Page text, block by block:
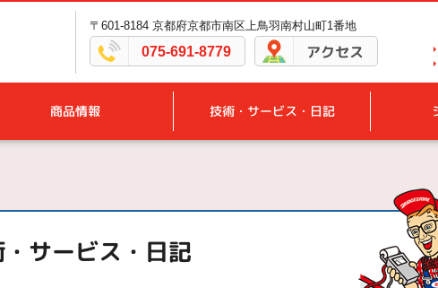
〒601-8184 京都府京都市南区上鳥羽南村山町1番地
075-691-8779 アクセス
商品情報 技術・サービス・日記
サービス・日記